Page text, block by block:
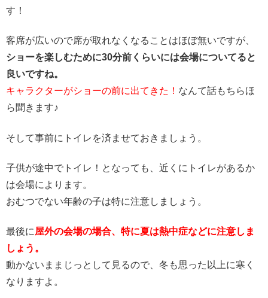
す！
客席が広いので席が取れなくなることはほぼ無いですが、
ショーを楽しむために30分前くらいには会場についてると
良いですね。
キャラクターがショーの前に出てきた！ なんて話もちらほ
ら聞きます♪
そして事前にトイレを済ませておきましょう。
子供が途中でトイレ！となっても、近くにトイレがあるか
は会場によります。
おむつでない年齢の子は特に注意しましょう。
最後に屋外の会場の場合、特に夏は熱中症などに注意しま
しょう。
動かないままじっとして見るので、冬も思った以上に寒く
なりますよ。